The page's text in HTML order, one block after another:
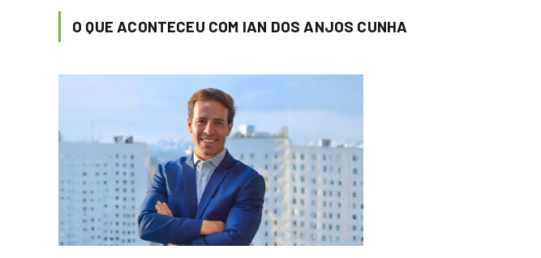
O QUE ACONTECEU COM IAN DOS ANJOS CUNHA